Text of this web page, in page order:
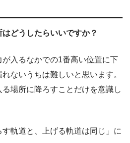
どうしたらいいですか？
入るなかでの1番高い位置に下
ないうちは難しいと思います。
場所に降ろすことだけを意識し
軌道と、上げる軌道は同じ」に